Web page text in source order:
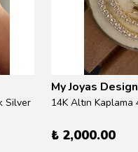
Silver
My Joyas Design
₺ 2,000.00